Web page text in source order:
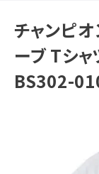
ACCOUNT MENU
ようこそ ゲスト 様
meeting_room ログイン
チャンピ
ーブ Tシ
BS302-